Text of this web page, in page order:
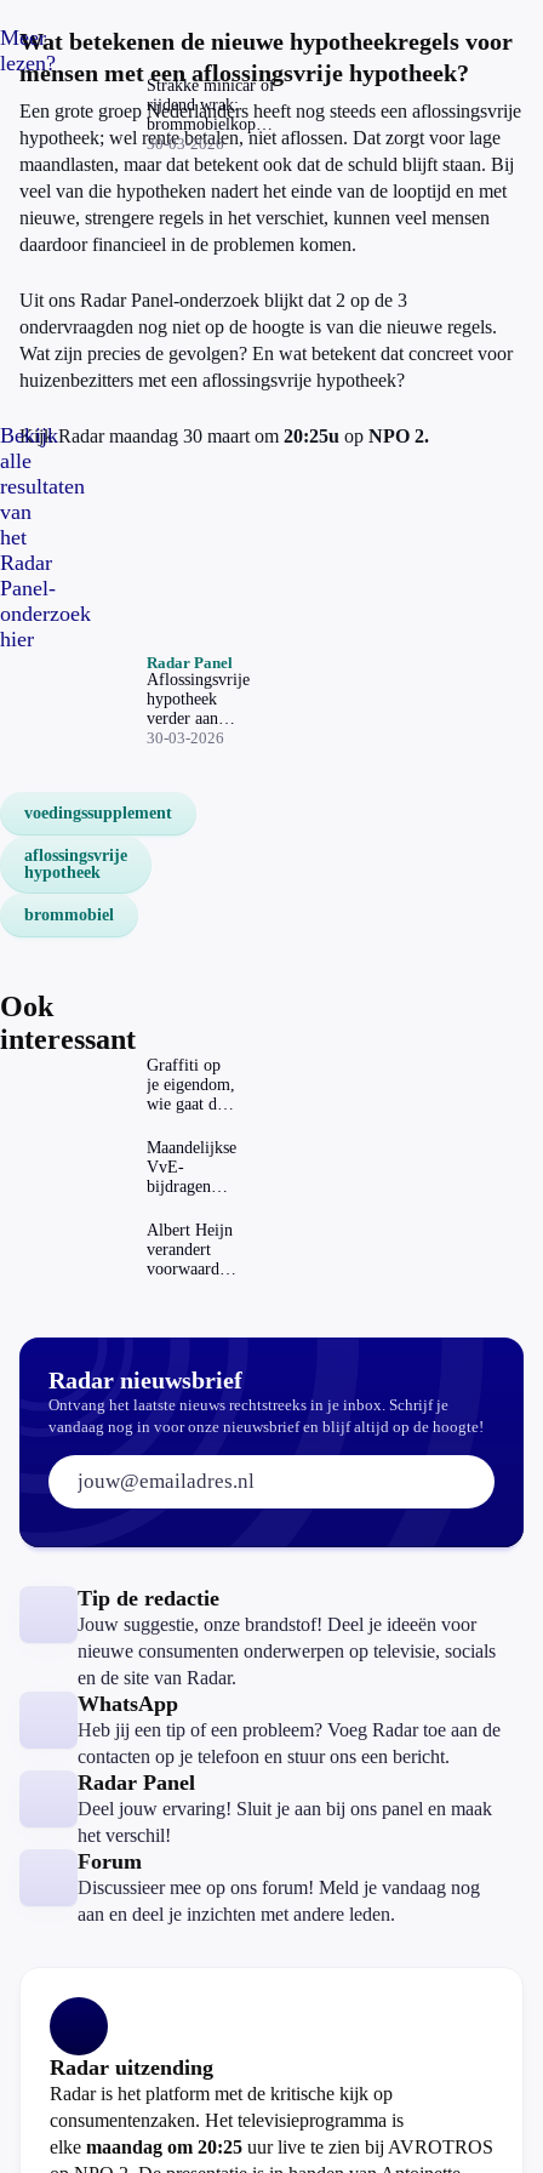
Meer
lezen?
Strakke minicar of
rijdend wrak:
brommobielkopers
ontvangen
voertuig vol
mankementen
30-03-2026
Wat betekenen de nieuwe hypotheekregels voor
mensen met een aflossingsvrije hypotheek?
Een grote groep Nederlanders heeft nog steeds een aflossingsvrije
hypotheek; wel rente betalen, niet aflossen. Dat zorgt voor lage
maandlasten, maar dat betekent ook dat de schuld blijft staan. Bij
veel van die hypotheken nadert het einde van de looptijd en met
nieuwe, strengere regels in het verschiet, kunnen veel mensen
daardoor financieel in de problemen komen.
Uit ons Radar Panel-onderzoek blijkt dat 2 op de 3
ondervraagden nog niet op de hoogte is van die nieuwe regels.
Wat zijn precies de gevolgen? En wat betekent dat concreet voor
huizenbezitters met een aflossingsvrije hypotheek?
Bekijk
alle
resultaten
van
het
Radar
Panel-
onderzoek
hier
Radar Panel
Aflossingsvrije
hypotheek
verder aan
banden,
30-03-2026
Kijk Radar maandag 30 maart om 20:25u op NPO 2.
voedingssupplement
aflossingsvrije
hypotheek
brommobiel
Ook
interessant
Graffiti op
je eigendom,
wie gaat dat
Maandelijkse
VvE-
bijdragen
dat invloed
op je
hypotheek?
Albert Heijn
verandert
voorwaarden
Radar nieuwsbrief
Ontvang het laatste nieuws rechtstreeks in je inbox. Schrijf je
vandaag nog in voor onze nieuwsbrief en blijf altijd op de hoogte!
E-mailadres:
Tip de redactie
Jouw suggestie, onze brandstof! Deel je ideeën voor
nieuwe consumenten onderwerpen op televisie, socials
en de site van Radar.
WhatsApp
Heb jij een tip of een probleem? Voeg Radar toe aan de
contacten op je telefoon en stuur ons een bericht.
Radar Panel
Deel jouw ervaring! Sluit je aan bij ons panel en maak
het verschil!
Forum
Discussieer mee op ons forum! Meld je vandaag nog
aan en deel je inzichten met andere leden.
Radar uitzending
Radar is het platform met de kritische kijk op
consumentenzaken. Het televisieprogramma is
elke maandag om 20:25 uur live te zien bij AVROTROS